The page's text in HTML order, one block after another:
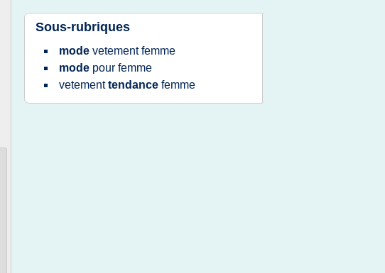
Sous-rubriques
mode vetement femme
mode pour femme
vetementtendance femme